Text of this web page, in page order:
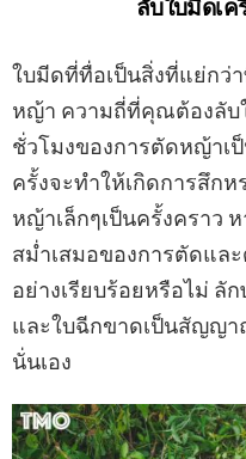
ลับใบมีดเ
ใบมีดที่ทื่อเป็นสิ่งที่แย่กว่
หญ้า ความถี่ที่คุณต้องลับ
ชั่วโมงของการตัดหญ้าเ
ครั้งจะทำให้เกิดการสึก
หญ้าเล็กๆเป็นครั้งคราว
สม่ำเสมอของการตัดแล
อย่างเรียบร้อยหรือไม่
และใบฉีกขาดเป็นสัญญา
นั่นเอง